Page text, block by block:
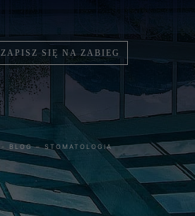
ZAPISZ SIĘ NA ZABIEG
- BLOG – STOMATOLOGIA